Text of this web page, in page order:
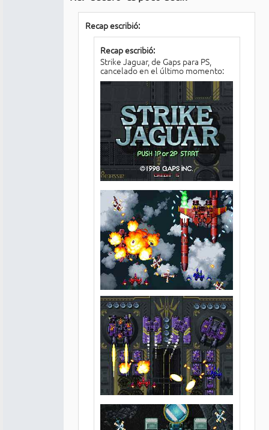
Recap escribió:
Recap escribió:
Strike Jaguar, de Gaps para PS,
cancelado en el último momento: